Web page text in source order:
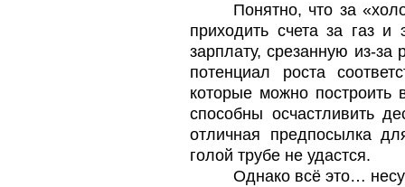
Понятно, что за
приходить счета за газ и
зарплату, срезанную из-
потенциал роста
которые можно
способны осчастливить
отличная предпосылка
голой трубе не удастся.
Однако всё это…